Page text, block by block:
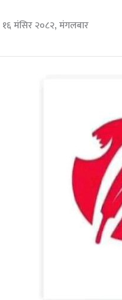
१६ मंसिर २०८२, मंगलबार